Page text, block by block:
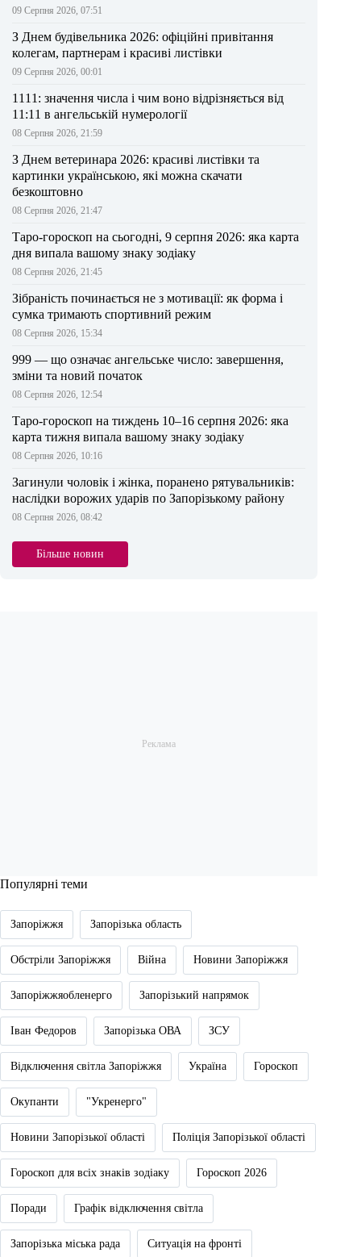
09 Серпня 2026, 07:51
З Днем будівельника 2026: офіційні привітання
колегам, партнерам і красиві листівки
09 Серпня 2026, 00:01
1111: значення числа і чим воно відрізняється від
11:11 в ангельській нумерології
08 Серпня 2026, 21:59
З Днем ветеринара 2026: красиві листівки та
картинки українською, які можна скачати
безкоштовно
08 Серпня 2026, 21:47
Таро-гороскоп на сьогодні, 9 серпня 2026: яка карта
дня випала вашому знаку зодіаку
08 Серпня 2026, 21:45
Зібраність починається не з мотивації: як форма і
сумка тримають спортивний режим
08 Серпня 2026, 15:34
999 — що означає ангельське число: завершення,
зміни та новий початок
08 Серпня 2026, 12:54
Таро-гороскоп на тиждень 10–16 серпня 2026: яка
карта тижня випала вашому знаку зодіаку
08 Серпня 2026, 10:16
Загинули чоловік і жінка, поранено рятувальників:
наслідки ворожих ударів по Запорізькому району
08 Серпня 2026, 08:42
Більше новин
Популярні теми
Запоріжжя Запорізька область
Обстріли Запоріжжя Війна Новини Запоріжжя
Запоріжжяобленерго Запорізький напрямок
Іван Федоров Запорізька ОВА ЗСУ
Відключення світла Запоріжжя Україна Гороскоп
Окупанти "Укренерго"
Новини Запорізької області Поліція Запорізької області
Гороскоп для всіх знаків зодіаку Гороскоп 2026
Поради Графік відключення світла
Запорізька міська рада Ситуація на фронті